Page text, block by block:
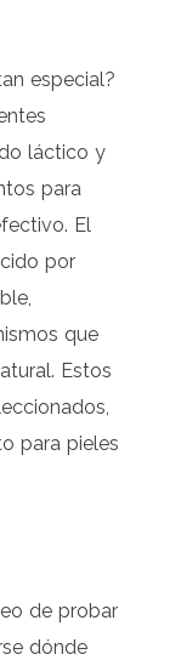
especial?
láctico y
para
El
por
que
Estos
para pieles
de probar
dónde